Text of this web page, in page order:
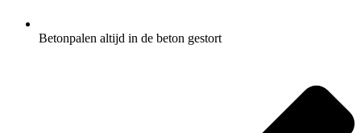
Betonpalen altijd in de beton gestort